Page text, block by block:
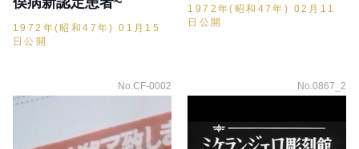
1972年(昭和47年) 01月15
日公開
1972年(昭和47年) 02月11
日公開
No.CF-0002 No.0867_2